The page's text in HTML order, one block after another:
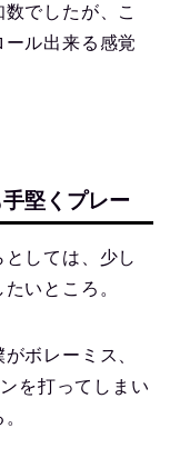
でしたが、こ
ル出来る感覚
堅くプレー
しては、少し
いところ。
ボレーミス、
を打ってしまい